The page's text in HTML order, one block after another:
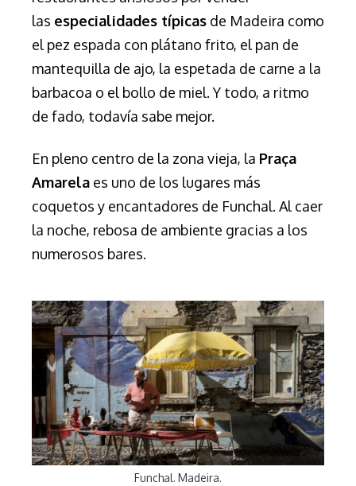
las especialidades típicas de Madeira como
el pez espada con plátano frito, el pan de
mantequilla de ajo, la espetada de carne a la
barbacoa o el bollo de miel. Y todo, a ritmo
de fado, todavía sabe mejor.
En pleno centro de la zona vieja, la Praça
Amarela es uno de los lugares más
coquetos y encantadores de Funchal. Al caer
la noche, rebosa de ambiente gracias a los
numerosos bares.
Funchal. Madeira.